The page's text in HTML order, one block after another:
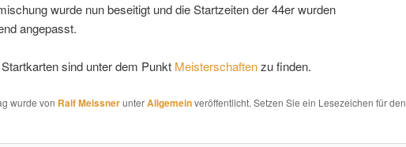
wurde nun beseitigt und die Startzeiten der 44er wurden
angepasst.
sind unter dem Punkt Meisterschaftenzu finden.
wurde von Ralf MeissnerunterAllgemeinveröffentlicht. Setzen Sie ein Lesezeichen für den